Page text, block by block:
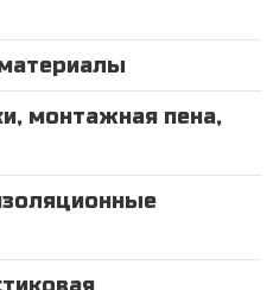
монтажная пена,